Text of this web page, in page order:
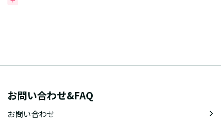
お問い合わせ&FAQ
お問い合わせ